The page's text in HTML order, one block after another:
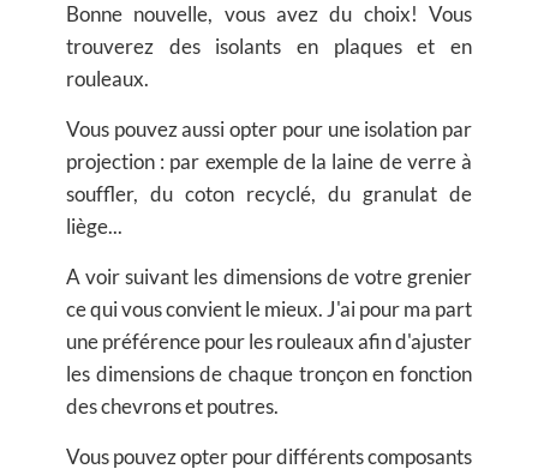
Bonne nouvelle, vous avez du choix! Vous
trouverez des isolants en plaqueset en
rouleaux.
Vous pouvez aussi opter pour une isolation par
projection : par exemple de la laine de verre à
souffler, du coton recyclé, du granulat de
liège...
A voir suivant les dimensions de votre grenier
ce qui vous convient le mieux. J'ai pour ma part
une préférence pour les rouleaux afin d'ajuster
les dimensions de chaque tronçon en fonction
des chevrons et poutres.
Vous pouvez opter pour différents composants